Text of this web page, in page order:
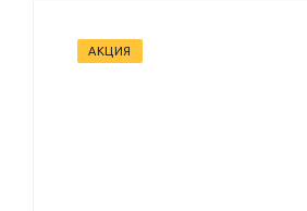
АКЦИЯ